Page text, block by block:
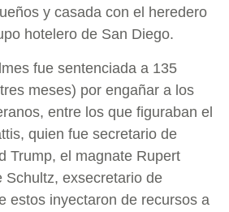
y casada con el heredero
hotelero de San Diego.
fue sentenciada a 135
meses) por engañar a los
entre los que figuraban el
quien fue secretario de
Trump, el magnate Rupert
Schultz, exsecretario de
estos inyectaron de recursos a